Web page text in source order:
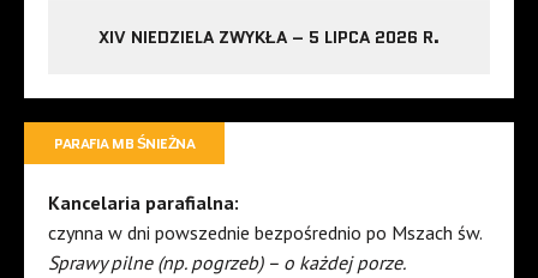
XIV NIEDZIELA ZWYKŁA – 5 LIPCA 2026 R.
PARAFIA MB ŚNIEŻNA
Kancelaria parafialna:
czynna w dni powszednie bezpośrednio po Mszach św.
Sprawy pilne (np. pogrzeb) – o każdej porze.